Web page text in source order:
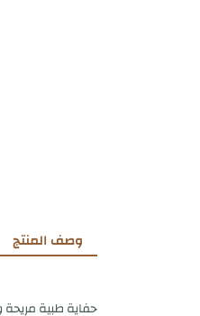
وصف المنتج
حفاية طبية مريحة